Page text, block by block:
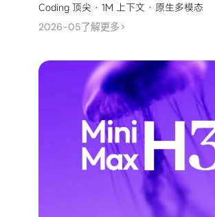
Coding 顶尖 · 1M 上下文 · 原生多模态
2026-05了解更多 >